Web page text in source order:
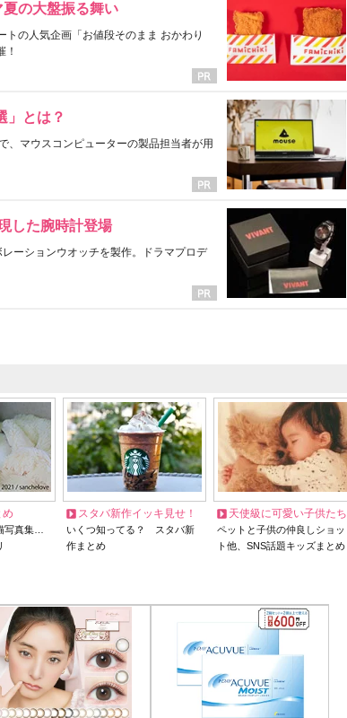
の大盤振る舞い
の人気企画「お値段そのまま おかわり
！
」とは？
、マウスコンピューターの製品担当者が用
した腕時計登場
ーションウオッチを製作。ドラマプロデ
め
写真集…
スタバ新作イッキ見せ！
いくつ知ってる？ スタバ新
作まとめ
天使級に可愛い子供たち
ペットと子供の仲良しショッ
ト他、SNS話題キッズまとめ